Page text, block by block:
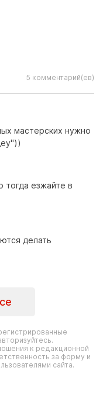
5 комментарий(ев)
мастерских нужно
тогда езжайте в
делать
к редакционной
за форму и
сайта.